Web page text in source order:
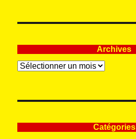
Archives
Archives
Catégories